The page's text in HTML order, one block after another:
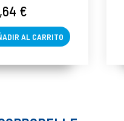
-
Thermal ®
€
AL CARRITO